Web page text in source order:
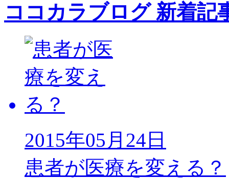
ココカラブログ 新着記
2015年05月24日
患者が医療を変える？